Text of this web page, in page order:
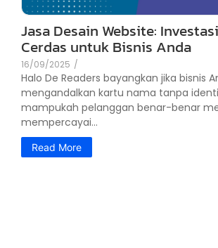
Jasa Desain Website:
Cerdas untuk Bisnis Anda
16/09/2025 /
Halo De Readers bayangkan jika bisnis
mengandalkan kartu nama tanpa
mampukah pelanggan benar-benar
mempercayai...
Read More